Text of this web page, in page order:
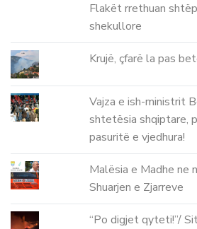
Flakët rrethuan
shekullore
Krujë, çfarë la pas
Vajza e ish-ministrit
shtetësia shqiptare,
pasuritë e vjedhura!
Malësia e Madhe ne
Shuarjen e Zjarreve
“Po digjet qyteti!”/